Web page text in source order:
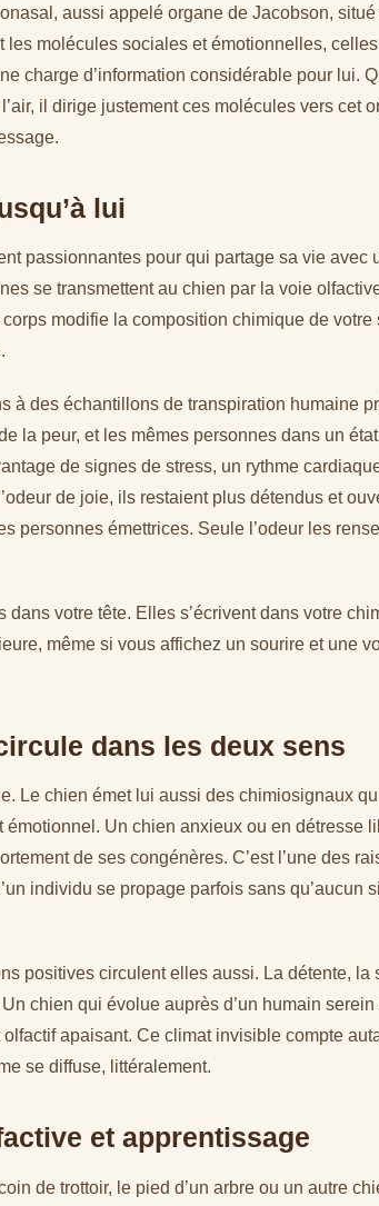
aussi appelé organe de Jacobson,
molécules sociales et émotionnelles,
charge d’information considérable pour lui.
il dirige justement ces molécules vers cet
lui
passionnantes pour qui partage sa vie avec
se transmettent au chien par la voie
modifie la composition chimique de votre
à des échantillons de transpiration humaine
la peur, et les mêmes personnes dans un
de signes de stress, un rythme
de joie, ils restaient plus détendus et
personnes émettrices. Seule l’odeur les
votre tête. Elles s’écrivent dans votre
même si vous affichez un sourire et une
dans les deux sens
Le chien émet lui aussi des chimiosignaux
Un chien anxieux ou en détresse
de ses congénères. C’est l’une des
individu se propage parfois sans qu’aucun
positives circulent elles aussi. La détente, la
chien qui évolue auprès d’un humain
apaisant. Ce climat invisible compte
se diffuse, littéralement.
et apprentissage
de trottoir, le pied d’un arbre ou un autre